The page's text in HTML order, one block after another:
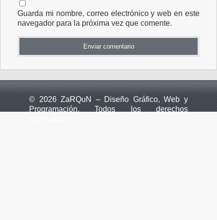
Guarda mi nombre, correo electrónico y web en este
navegador para la próxima vez que comente.
© 2026 ZaRQuN – Diseño Gráfico, Web y
Programación. Todos los derechos